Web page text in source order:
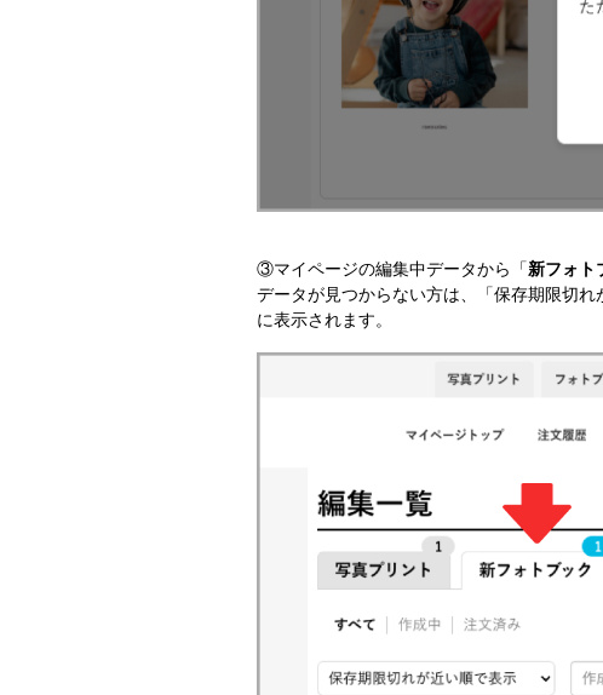
③マイページの編集中データから「新フォト
データが見つからない方は、「保存期限切
に表示されます。